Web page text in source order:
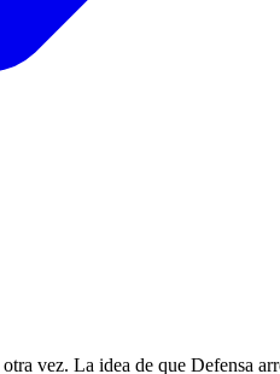
vez. La idea de que Defensa